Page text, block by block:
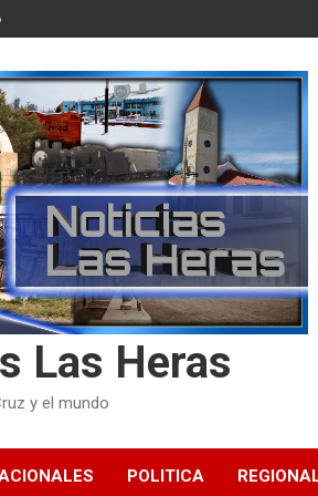
Las Heras
y el mundo
POLITICA